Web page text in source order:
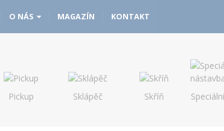
O NÁS MAGAZÍN KONTAKT
Pickup Sklápěč Skříň